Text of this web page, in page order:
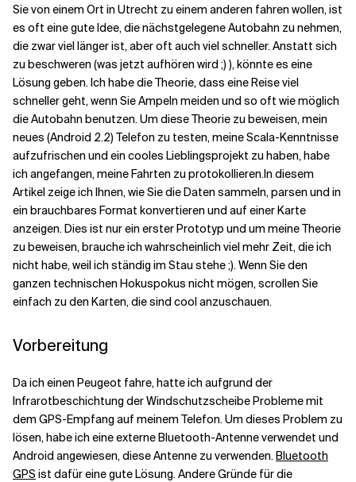
Verwandte Themen
Sie von einem Ort in Utrecht zu einem anderen fahren wollen, ist
es oft eine gute Idee, die nächstgelegene Autobahn zu nehmen,
die zwar viel länger ist, aber oft auch viel schneller. Anstatt sich
zu beschweren (was jetzt aufhören wird ;) ), könnte es eine
Lösung geben. Ich habe die Theorie, dass eine Reise viel
schneller geht, wenn Sie Ampeln meiden und so oft wie möglich
die Autobahn benutzen. Um diese Theorie zu beweisen, mein
neues (Android 2.2) Telefon zu testen, meine Scala-Kenntnisse
aufzufrischen und ein cooles Lieblingsprojekt zu haben, habe
ich angefangen, meine Fahrten zu protokollieren.In diesem
Artikel zeige ich Ihnen, wie Sie die Daten sammeln, parsen und in
ein brauchbares Format konvertieren und auf einer Karte
anzeigen. Dies ist nur ein erster Prototyp und um meine Theorie
zu beweisen, brauche ich wahrscheinlich viel mehr Zeit, die ich
nicht habe, weil ich ständig im Stau stehe ;). Wenn Sie den
ganzen technischen Hokuspokus nicht mögen, scrollen Sie
einfach zu den Karten, die sind cool anzuschauen.
Vorbereitung
Da ich einen Peugeot fahre, hatte ich aufgrund der
Infrarotbeschichtung der Windschutzscheibe Probleme mit
dem GPS-Empfang auf meinem Telefon. Um dieses Problem zu
lösen, habe ich eine externe Bluetooth-Antenne verwendet und
Android angewiesen, diese Antenne zu verwenden.Bluetooth
GPS ist dafür eine gute Lösung. Andere Gründe für die